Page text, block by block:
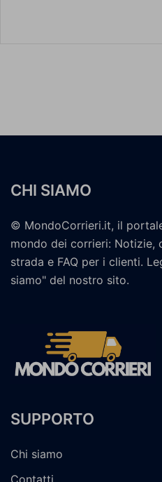
CHI SIAMO
© MondoCorrieri.it, il
mondo dei corrieri: Notizie,
strada e FAQ per i clienti.
siamo" del nostro sito.
SUPPORTO
Chi siamo
Contatti